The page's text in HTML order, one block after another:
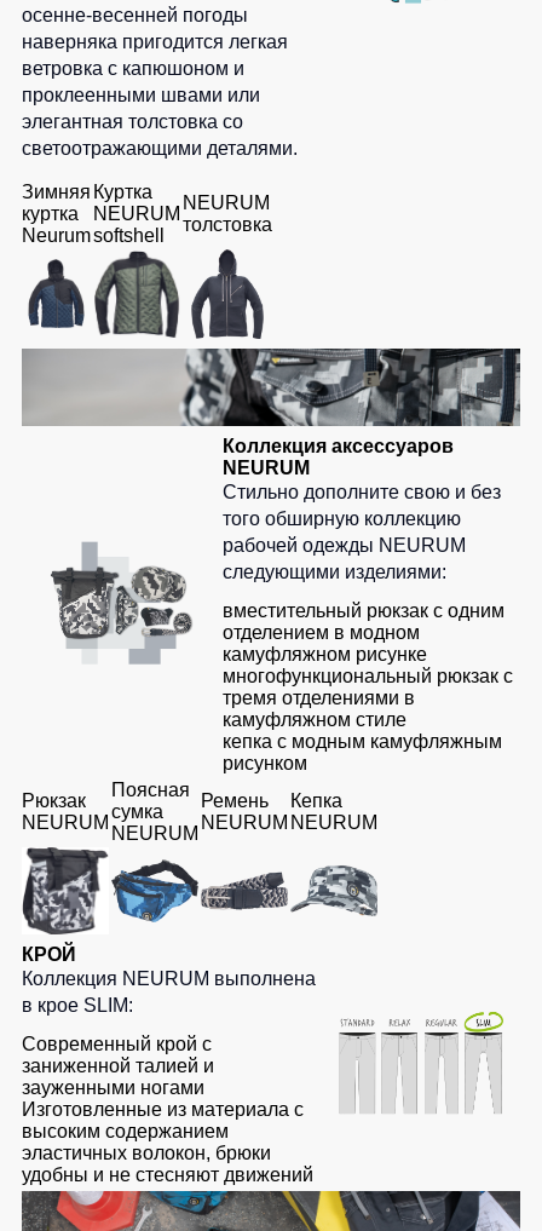
осенне-весенней погоды
наверняка пригодится легкая
ветровка с капюшоном и
проклеенными швами или
элегантная толстовка со
светоотражающими деталями.
Зимняя
куртка
Neurum
Куртка
NEURUM
softshell
NEURUM
толстовка
Коллекция аксессуаров
NEURUM
Стильно дополните свою и без
того обширную коллекцию
рабочей одежды NEURUM
следующими изделиями:
вместительный рюкзак с одним
отделением в модном
камуфляжном рисунке
многофункциональный рюкзак с
тремя отделениями в
камуфляжном стиле
кепка с модным камуфляжным
рисунком
Рюкзак
NEURUM
Поясная
сумка
NEURUM
Ремень
NEURUM
Кепка
NEURUM
КРОЙ
Коллекция NEURUM выполнена
в крое SLIM:
Современный крой с
заниженной талией и
зауженными ногами
Изготовленные из материала с
высоким содержанием
эластичных волокон, брюки
удобны и не стесняют движений